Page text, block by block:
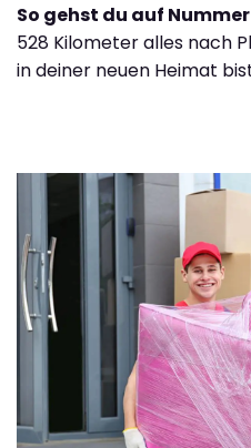
So gehst du auf
528 Kilometer alles nach
in deiner neuen Heimat